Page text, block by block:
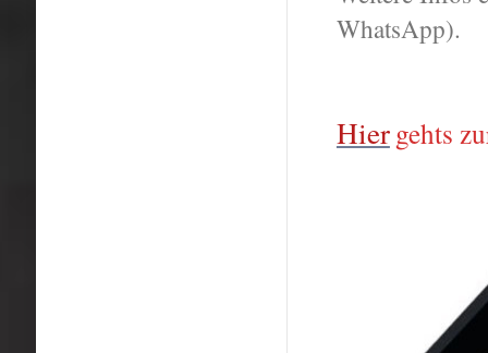
WhatsApp).
Hiergehts